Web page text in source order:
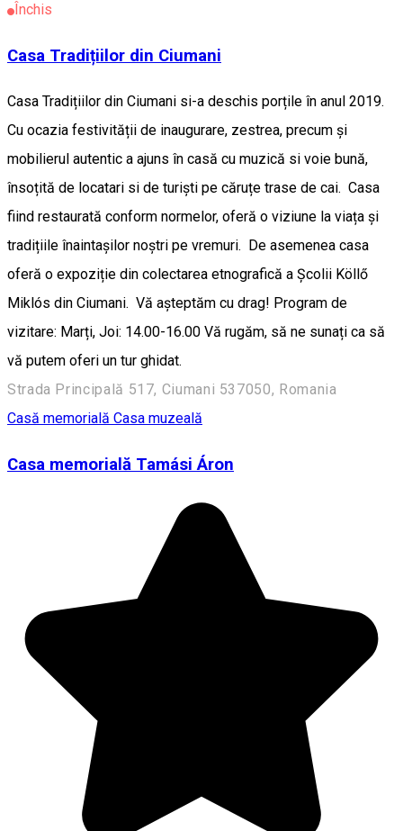
Închis
Casa Tradițiilor din Ciumani
Casa Tradițiilor din Ciumani si-a deschis porțile în anul 2019.
Cu ocazia festivității de inaugurare, zestrea, precum și
mobilierul autentic a ajuns în casă cu muzică si voie bună,
însoțită de locatari si de turiști pe căruțe trase de cai. Casa
fiind restaurată conform normelor, oferă o viziune la viața și
tradițiile înaintașilor noștri pe vremuri. De asemenea casa
oferă o expoziție din colectarea etnografică a Școlii Köllő
Miklós din Ciumani. Vă așteptăm cu drag! Program de
vizitare: Marți, Joi: 14.00-16.00 Vă rugăm, să ne sunați ca să
vă putem oferi un tur ghidat.
Strada Principală 517, Ciumani 537050, Romania
Casă memorială Casa muzeală
Casa memorială Tamási Áron